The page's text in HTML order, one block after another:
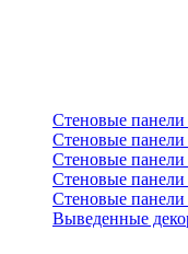
Стеновые
Стеновые панели
Стеновые
Стеновые
Стеновые
Выведенные